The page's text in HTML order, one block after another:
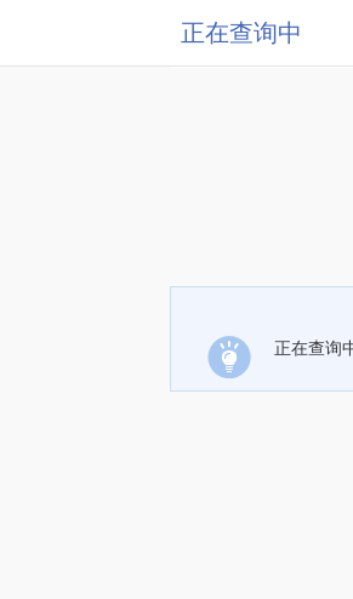
正在查询中
正在查询